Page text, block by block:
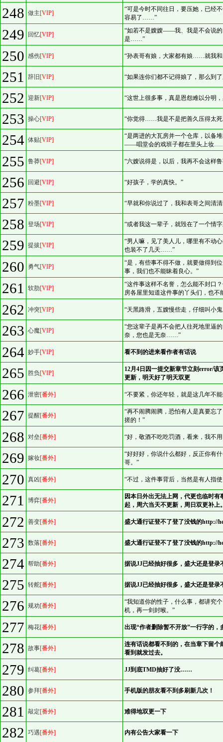
248 做主[VIP]
“可是今时不同往日，要压她，已经
容易了……”
249 回忆[VIP]
“如若不是嫂嫂——我、我是不会说
是……”
250 感伤[VIP] “孙表哥有娘，大家都有娘……就我
251 辞旧 [VIP] “如果连你们都不记得娘了，那么到
252 迎新[VIP] “这世上很多事，真是恩怨难以分明
253 操心[VIP] “你觉得……我是不是把善久压得太死
254 体贴[VIP]
“是两进的大瓦房并一个仓库，以备
——唱堂会的戏班子都在里头上妆
255 鲁莽[VIP] “六嫂说得是，以后，我再不会这样
256 回避[VIP] “好孩子，学的真快。”
257 粉墨[VIP] “早就和你说过了，我和表哥之间清
258 登场[VIP] “或者我这一辈子，就毁在了一个情
259 提拔[VIP]
“男人嘛，见了美人儿，哪里有不动
也装不了几天……”
260 勇气[VIP]
“是，有些事不得不做，就要做得到
事，我们也不能昧着良心。”
261 软肋[VIP]
“这件事这样不名誉，怎么能不封口
房各屋里知道这件事的丫头们，也不
262 冲突[VIP] “天黑路滑，五嫂慢些走，仔细叫小
263 心魔[VIP]
“您这辈子是再不会把人往死地里逼
奈，您也是无奈……”
264 妙手[VIP] 看不到的进来看作者有话说
265 胜负[VIP]
12月4日因一提交新章节立刻error/
更新，明天好了明天双更
266 泄密[番外] “不要紧，你还年轻，就是这几年不
267 提醒[番外]
“再不闹腾闹腾，恐怕有人是真要忘
搓的！”
268 对垒[番外] “好，敬酒不吃吃罚酒，看来，我不
269 嫁妆[番外]
“好好好，你说什么都好，反正你有
哥。”
270 真凶[番外] “不过，这件事背后，当然是有人
271 博弈[番外]
因本日外出无法上网，代更也临时
起，周六当天不更新，周日双更补上
272 善变[番外] 盛大通行证登不了登了没钱的http://
273 数落[番外] 盛大通行证登不了登了没钱的http://
274 帮助[番外] 据说JJ已经抽好很多，盛大还是登录
275 转舵[番外] 据说JJ已经抽好很多，盛大还是登录
276 规劝[番外]
“我知道你的性子，什么事，都讲究
机，再一剑封喉。”
277 梅花[番外] 出现“作者删除暂不开放”一行字的，
278 故事[番外]
连有话说都看不到的，在当章下留
看到就发过去。
279 纠葛[番外] JJ到底TMD抽好了没……
280 参拜[番外] 手机版的朋友看不到多刷新几次！
281 敲定[番外] 难得地双更一下
282 巧遇[番外] 内有公告大家看一下